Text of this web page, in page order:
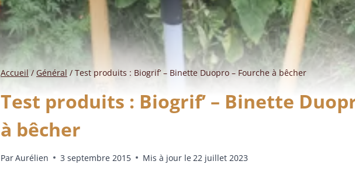
Accueil / Général / Test produits : Biogrif’ – Binette Duopro – Fourche à bêcher
Test produits : Biogrif’ – Binette
à bêcher
ParAurélien 3 septembre 2015 Mis à jour le 22 juillet 2023